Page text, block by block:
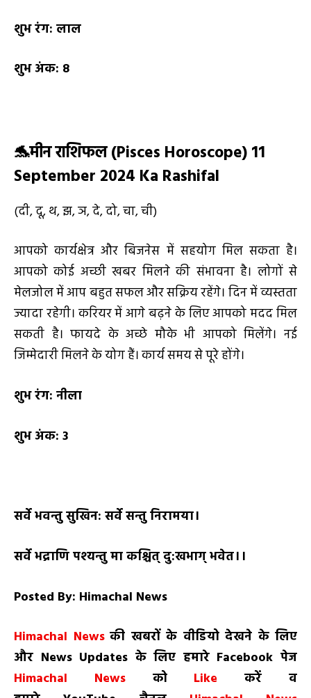
शुभ रंग: लाल
शुभ अंक: 8
🐬मीन राशिफल (Pisces Horoscope) 11
September 2024 Ka Rashifal
(दी, दू, थ, झ, ञ, दे, दो, चा, ची)
आपको कार्यक्षेत्र और बिजनेस में सहयोग मिल सकता है।
आपको कोई अच्छी खबर मिलने की संभावना है। लोगों से
मेलजोल में आप बहुत सफल और सक्रिय रहेंगे। दिन में व्यस्तता
ज्यादा रहेगी। करियर में आगे बढ़ने के लिए आपको मदद मिल
सकती है। फायदे के अच्छे मौके भी आपको मिलेंगे। नई
जिम्मेदारी मिलने के योग हैं। कार्य समय से पूरे होंगे।
शुभ रंग: नीला
शुभ अंक: 3
सर्वे भवन्तु सुखिन: सर्वे सन्तु निरामया।
सर्वे भद्राणि पश्यन्तु मा कश्चित् दु:खभाग् भवेत।।
Posted By: Himachal News
Himachal News की खबरों के वीडियो देखने के लिए
और News Updates के लिए हमारेFacebookपेज
Himachal Newsको Likeकरें व